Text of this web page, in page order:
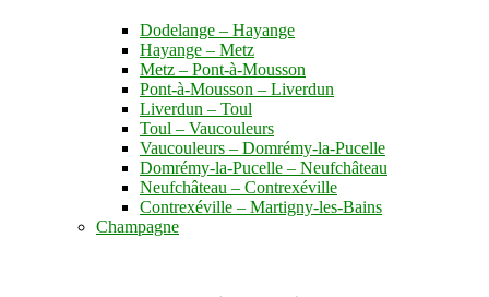
Dodelange – Hayange
Hayange – Metz
Metz – Pont-à-Mousson
Pont-à-Mousson – Liverdun
Liverdun – Toul
Toul – Vaucouleurs
Vaucouleurs – Domrémy-la-Pucelle
Domrémy-la-Pucelle – Neufchâteau
Neufchâteau – Contrexéville
Contrexéville – Martigny-les-Bains
Champagne